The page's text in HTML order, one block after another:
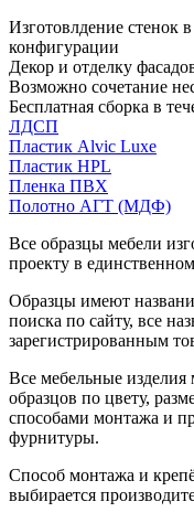
Изготовлдение стенок
конфигурации
Декор и отделку
Возможно сочетание
Бесплатная сборка в
ЛДСП
Пластик Alvic Luxe
Пластик HPL
Пленка ПВХ
Полотно АГТ (МДФ)
Все образцы мебели
проекту в
Образцы имеют
поиска по сайту, все
зарегистрированным
Все мебельные изделия
образцов по цвету,
способами монтажа и
фурнитуры.
Способ монтажа и
выбирается